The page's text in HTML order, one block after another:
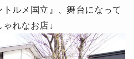
ルメ国立』、舞台になって
ゃれなお店↓